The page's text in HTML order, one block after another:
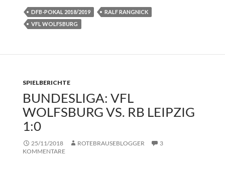
DFB-POKAL 2018/2019
RALF RANGNICK
VFL WOLFSBURG
SPIELBERICHTE
BUNDESLIGA: VFL
WOLFSBURG VS. RB LEIPZIG
1:0
25/11/2018 ROTEBRAUSEBLOGGER
3
KOMMENTARE